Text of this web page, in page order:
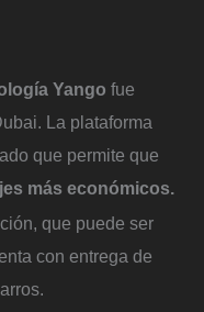
Yango fue
La plataforma
que permite que
más económicos.
que puede ser
con entrega de